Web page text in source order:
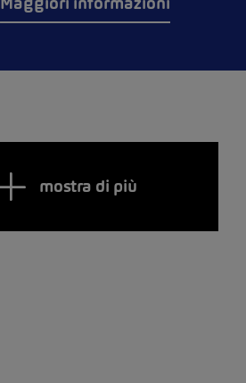
mostra di più